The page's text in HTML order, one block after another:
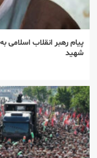
پیام رهبر انقلاب اسلامی
شهید